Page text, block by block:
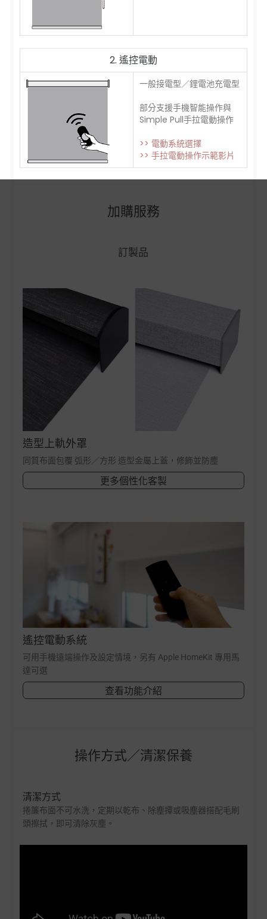
2. 遙控電動
一般接電型／鋰電池充電型
部分支援手機智能操作與
Simple Pull手拉電動操作
>> 電動系統選擇
>> 手拉電動操作示範影片
加購服務
訂製品
造型上軌外罩
同質布面包覆 弧形／方形 造型金屬上蓋，修飾並防塵
更多個性化客製
遙控電動系統
可用手機遠端操作及設定情境，另有 Apple HomeKit 專用馬
達可選
查看功能介紹
操作方式／清潔保養
清潔方式
捲簾布面不可水洗，定期以乾布、除塵撢或吸塵器搭配毛刷
頭擦拭，即可清除灰塵。